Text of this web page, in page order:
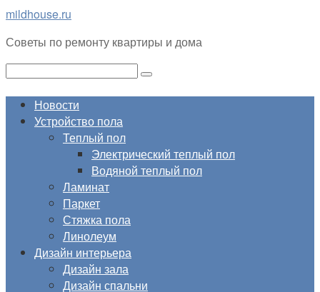
Перейти
контенту
mildhouse.ru
Советы по ремонту квартиры и дома
Поиск:
Новости
Устройство пола
Теплый пол
Электрический теплый пол
Водяной теплый пол
Ламинат
Паркет
Стяжка пола
Линолеум
Дизайн интерьера
Дизайн зала
Дизайн спальни